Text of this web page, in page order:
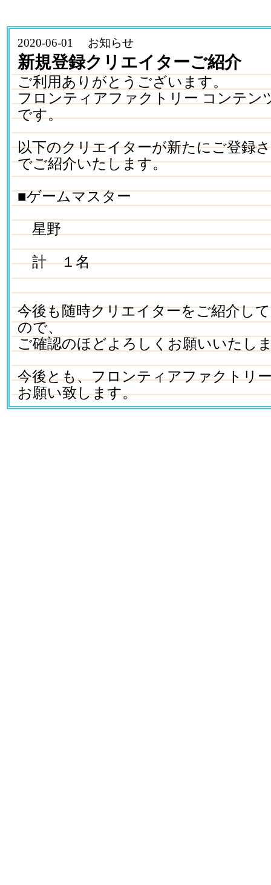
2020-06-01 お知らせ
新規登録クリエイターご紹介
ご利用ありがとうございます。
フロンティアファクトリー コンテン
です。
以下のクリエイターが新たにご登録
でご紹介いたします。
■ゲームマスター
星野
計 １名
今後も随時クリエイターをご紹介し
ので、
ご確認のほどよろしくお願いいたし
今後とも、フロンティアファクトリ
お願い致します。